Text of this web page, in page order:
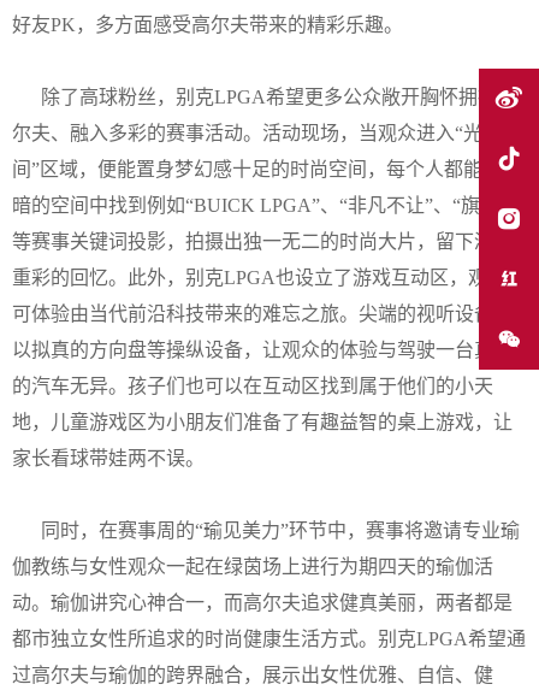
好友PK，多方面感受高尔夫带来的精彩乐趣。
除了高球粉丝，别克LPGA希望更多公众敞开胸怀拥抱高
尔夫、融入多彩的赛事活动。活动现场，当观众进入“光影空
间”区域，便能置身梦幻感十足的时尚空间，每个人都能在黑
暗的空间中找到例如“BUICK LPGA”、“非凡不让”、“旗舰”等
等赛事关键词投影，拍摄出独一无二的时尚大片，留下浓墨
重彩的回忆。此外，别克LPGA也设立了游戏互动区，观众们
可体验由当代前沿科技带来的难忘之旅。尖端的视听设备辅
以拟真的方向盘等操纵设备，让观众的体验与驾驶一台真实
的汽车无异。孩子们也可以在互动区找到属于他们的小天
地，儿童游戏区为小朋友们准备了有趣益智的桌上游戏，让
家长看球带娃两不误。
同时，在赛事周的“瑜见美力”环节中，赛事将邀请专业瑜
伽教练与女性观众一起在绿茵场上进行为期四天的瑜伽活
动。瑜伽讲究心神合一，而高尔夫追求健真美丽，两者都是
都市独立女性所追求的时尚健康生活方式。别克LPGA希望通
过高尔夫与瑜伽的跨界融合，展示出女性优雅、自信、健